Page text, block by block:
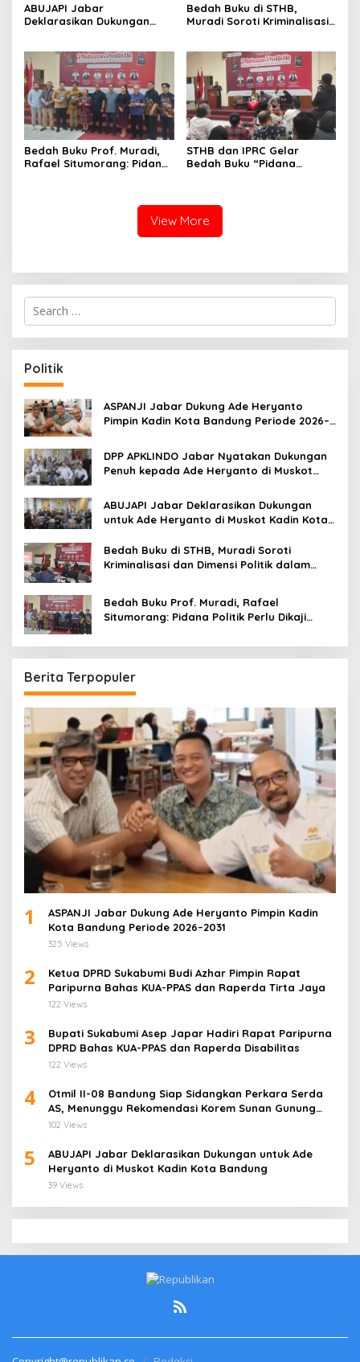
ABUJAPI Jabar
Deklarasikan Dukungan
Bandung
Bedah Buku di STHB,
Muradi Soroti Kriminalisasi
Bedah Buku Prof. Muradi,
Rafael Situmorang: Pidana
STHB dan IPRC Gelar
Bedah Buku “Pidana
Presiden
View More
S
r
c
h
f
o
r
:
Politik
ASPANJI Jabar Dukung Ade Heryanto
Pimpin Kadin Kota Bandung Periode 2026–
DPP APKLINDO Jabar Nyatakan Dukungan
Penuh kepada Ade Heryanto di Muskot
ABUJAPI Jabar Deklarasikan Dukungan
untuk Ade Heryanto di Muskot Kadin Kota
Bedah Buku di STHB, Muradi Soroti
Kriminalisasi dan Dimensi Politik dalam
Bedah Buku Prof. Muradi, Rafael
Situmorang: Pidana Politik Perlu Dikaji
Berita Terpopuler
1
ASPANJI Jabar Dukung Ade Heryanto Pimpin Kadin
Kota Bandung Periode 2026–2031
325 Views
2
Ketua DPRD Sukabumi Budi Azhar Pimpin Rapat
Paripurna Bahas KUA-PPAS dan Raperda Tirta Jaya
122 Views
3
Bupati Sukabumi Asep Japar Hadiri Rapat Paripurna
DPRD Bahas KUA-PPAS dan Raperda Disabilitas
122 Views
4
Otmil II-08 Bandung Siap Sidangkan Perkara Serda
AS, Menunggu Rekomendasi Korem Sunan Gunung
Jati Cirebon
102 Views
5
ABUJAPI Jabar Deklarasikan Dukungan untuk Ade
Heryanto di Muskot Kadin Kota Bandung
39 Views